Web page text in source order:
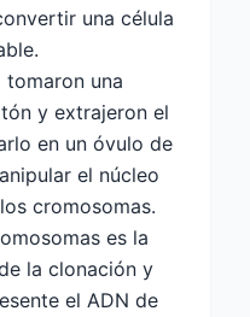
una célula
tomaron una
y extrajeron el
en un óvulo de
el núcleo
cromosomas.
es la
la clonación y
el ADN de